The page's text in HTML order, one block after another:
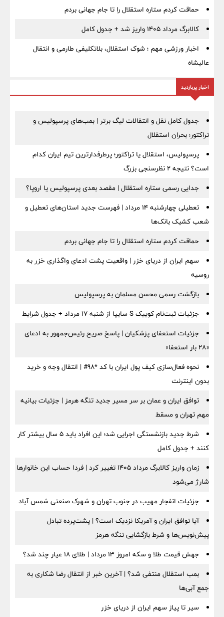
حماقت کردم ستاره استقلال را تا جام جهانی بردم
کالابرگ مرداد ۱۴۰۵ واریز شد + جدول کامل
اخبار ورزشی مهم ؛ شوک استقلال، بلاتکلیفی طارمی و انتقال
عالیشاه
اخبار پربازدید
جدول کامل نقل و انتقالات لیگ برتر | بمب‌های پرسپولیس و
تراکتور؛ بحران استقلال
پرسپولیس، استقلال یا تراکتور؛ پرطرفدارترین تیم ایران کدام
است؟ نتیجه ۲ نظرسنجی بزرگ
جدایی رسمی ستاره استقلال | مقصد بعدی پرسپولیس یا اروپا؟
تعطیلی چهارشنبه ۱۴ مرداد | فهرست جدید استان‌های تعطیل و
شعب کشیک بانک‌ها
حماقت کردم ستاره استقلال را تا جام جهانی بردم
سهم ایران از دریای خزر | واقعیت پشت ادعای واگذاری خزر به
روسیه
بازگشت رسمی محسن مسلمان به پرسپولیس
جزئیات ثبت‌نام کوییک S سایپا از شنبه ۱۷ مرداد + جدول شرایط
جزئیات استعفای پزشکیان | پاسخ صریح رئیس‌جمهور به ادعای
«۲۸ بار استعفا»
نحوه فعال‌سازی کیف پول ایران با کد *98# | انتقال وجه و خرید
بدون اینترنت
توافق ایران و عمان بر سر مسیر جدید تنگه هرمز | جزئیات بیانیه
مهم تهران و مسقط
شرط جدید بازنشستگی اجرایی شد؛ این افراد باید ۵ سال بیشتر کار
کنند + جدول کامل
زمان واریز کالابرگ مرداد ۱۴۰۵ تغییر کرد | فردا حساب این خانوارها
شارژ می‌شود
جزئیات انفجار مهیب در جنوب تهران و شهرک صنعتی شمس آباد
آیا توافق ایران و آمریکا نزدیک است؟ | پشت‌پرده تبادل
پیش‌نویس‌ها و شرط بازگشایی تنگه هرمز
جهش قیمت طلا و سکه امروز ۱۳ مرداد | طلای ۱۸ عیار چند شد؟
بمب استقلال منتفی شد؟ | آخرین خبر از انتقال رضا شکاری به
جمع آبی‌ها
سیر تا پیاز سهم ایران از دریای خزر